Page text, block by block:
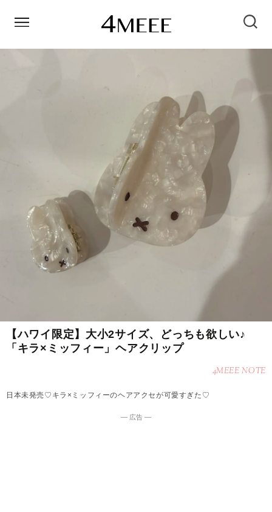
【ハワイ限定】大小2サイズ、どっちも欲しい♪
「キラ×ミッフィー」ヘアクリップ
4MEEE NOTE
日本未発売♡キラ×ミッフィーのヘアアクセが可愛すぎた♡
― 広告 ―